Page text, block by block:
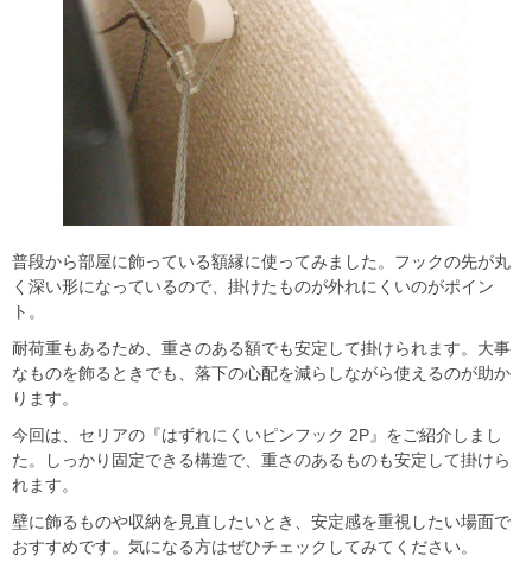
普段から部屋に飾っている額縁に使ってみました。フックの先が丸
く深い形になっているので、掛けたものが外れにくいのがポイン
ト。
耐荷重もあるため、重さのある額でも安定して掛けられます。大事
なものを飾るときでも、落下の心配を減らしながら使えるのが助か
ります。
今回は、セリアの『はずれにくいピンフック 2P』をご紹介しまし
た。しっかり固定できる構造で、重さのあるものも安定して掛けら
れます。
壁に飾るものや収納を見直したいとき、安定感を重視したい場面で
おすすめです。気になる方はぜひチェックしてみてください。